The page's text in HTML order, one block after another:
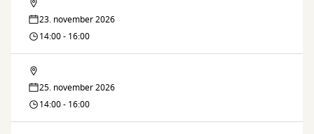
Lektiecaféen
23. november 2026
14:00 - 16:00
Lektiecaféen
25. november 2026
14:00 - 16:00